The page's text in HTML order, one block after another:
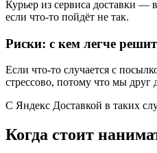
Курьер из сервиса доставки —
если что-то пойдёт не так.
Риски: с кем легче
Если что-то случается с
стрессово, потому что мы друг
С Яндекс Доставкой в таких
Когда стоит